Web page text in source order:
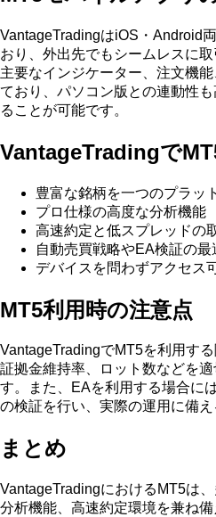
VantageTradingはiOS・Android
おり、外出先でもシームレスに
主要なインジケーター、注文機
ており、パソコン版との連動性
ることが可能です。
VantageTradingで
豊富な銘柄を一つのプラッ
プロ仕様の高度な分析機能
高速約定と低スプレッドの
自動売買戦略やEA検証の最
デバイスを問わずアクセス
MT5利用時の注意点
VantageTradingでMT5を利用す
証拠金維持率、ロット数などを
す。また、EAを利用する場合に
の検証を行い、実際の運用に備え
まとめ
VantageTradingにおけるMT5は
分析機能、高速約定環境を兼ね